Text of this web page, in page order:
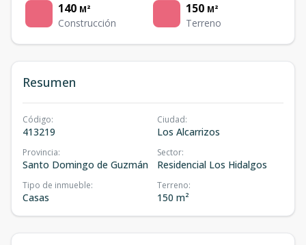
140 M²
Construcción
150 M²
Terreno
Resumen
Código:
413219
Ciudad:
Los Alcarrizos
Provincia:
Santo Domingo de Guzmán
Sector:
Residencial Los Hidalgos
Tipo de inmueble:
Casas
Terreno:
150 m²